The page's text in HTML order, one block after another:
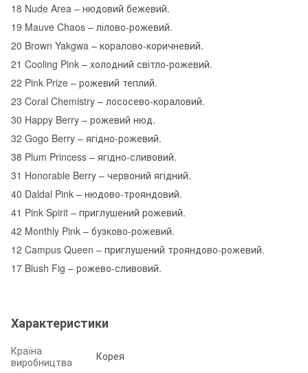
18 Nude Area – нюдовий бежевий.
19 Mauve Chaos – лілово-рожевий.
20 Brown Yakgwa – коралово-коричневий.
21 Cooling Pink – холодний світло-рожевий.
22 Pink Prize – рожевий теплий.
23 Coral Chemistry – лососево-кораловий.
30 Happy Berry – рожевий нюд.
32 Gogo Berry – ягідно-рожевий.
38 Plum Princess – ягідно-сливовий.
31 Honorable Berry – червоний ягідний.
40 Daldal Pink – нюдово-трояндовий.
41 Pink Spirit – приглушений рожевий.
42 Monthly Pink – бузково-рожевий.
12 Campus Queen – приглушений трояндово-рожевий.
17 Blush Fig – рожево-сливовий.
Характеристики
Країна
виробництва
Корея